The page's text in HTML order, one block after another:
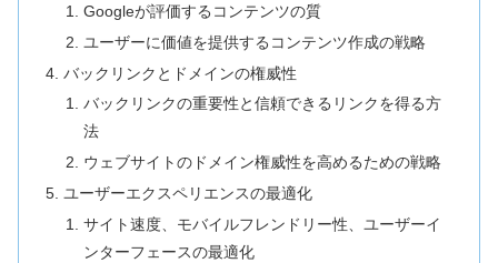
Googleが評価するコンテンツの質
ユーザーに価値を提供するコンテンツ作成の戦略
バックリンクとドメインの権威性
バックリンクの重要性と信頼できるリンクを得る方
法
ウェブサイトのドメイン権威性を高めるための戦略
ユーザーエクスペリエンスの最適化
サイト速度、モバイルフレンドリー性、ユーザーイ
ンターフェースの最適化